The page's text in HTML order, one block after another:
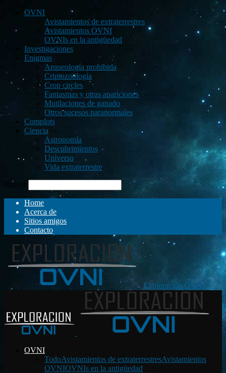
OVNI
Avistamientos de extraterrestres
Avistamientos OVNI
OVNIs en la antigüedad
Investigaciones
Enigmas
Arqueología prohibida
Criptozoología
Crop circles
Fantasmas y otras apariciones
Mutilaciones de ganado
Otros sucesos paranormales
Complots
Ciencia
Astronomía
Descubrimientos
Universo
Vida extraterrestre
Buscar
Home
Acerca de
Sitios amigos
Contacto
Exploración OVNI
OVNI
TodoAvistamientos de extraterrestresAvistamientos
OVNIOVNIs en la antigüedad